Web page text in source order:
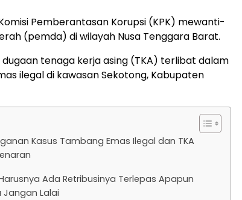
Pemberantasan Korupsi (KPK) mewanti-
(pemda) di wilayah Nusa Tenggara Barat.
tenaga kerja asing (TKA) terlibat dalam
ilegal di kawasan Sekotong, Kabupaten
Kasus Tambang Emas Ilegal dan TKA
Ada Retribusinya Terlepas Apapun
Jangan Lalai